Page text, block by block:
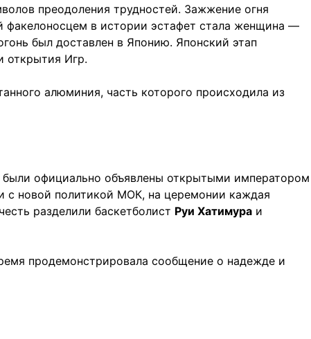
преодоления трудностей. Зажжение огня
факелоносцем в истории эстафет стала женщина —
был доставлен в Японию. Японский этап
открытия Игр.
алюминия, часть которого происходила из
официально объявлены открытыми императором
с новой политикой МОК, на церемонии каждая
разделили баскетболист Руи Хатимура и
продемонстрировала сообщение о надежде и